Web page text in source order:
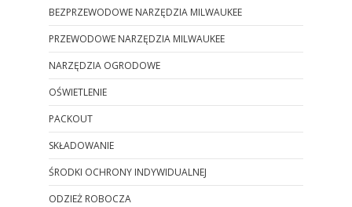
BEZPRZEWODOWE NARZĘDZIA MILWAUKEE
PRZEWODOWE NARZĘDZIA MILWAUKEE
NARZĘDZIA OGRODOWE
OŚWIETLENIE
PACKOUT
SKŁADOWANIE
ŚRODKI OCHRONY INDYWIDUALNEJ
ODZIEŻ ROBOCZA